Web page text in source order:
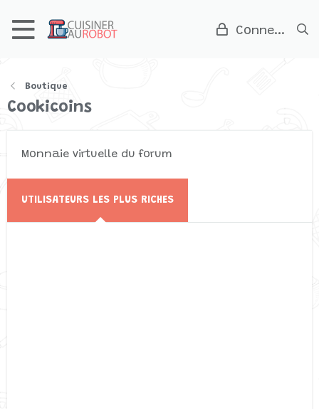
Connexion
Boutique
Cookicoins
Monnaie virtuelle du forum
UTILISATEURS LES PLUS RICHES